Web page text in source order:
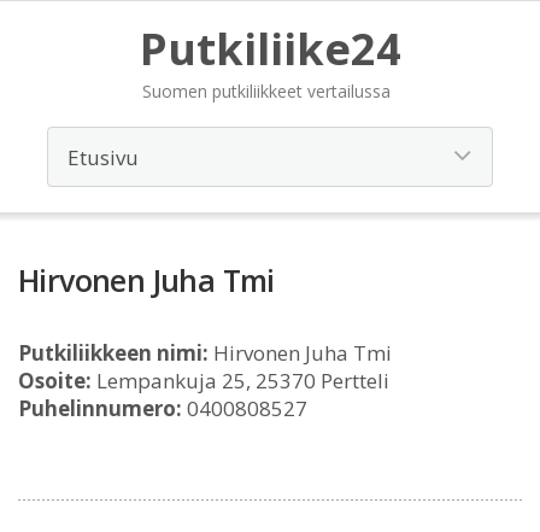
Putkiliike24
Suomen putkiliikkeet vertailussa
Hirvonen Juha Tmi
Putkiliikkeen nimi: Hirvonen Juha Tmi
Osoite: Lempankuja 25, 25370 Pertteli
Puhelinnumero: 0400808527